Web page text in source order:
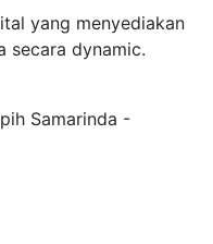
yang menyediakan
secara dynamic.
Samarinda -